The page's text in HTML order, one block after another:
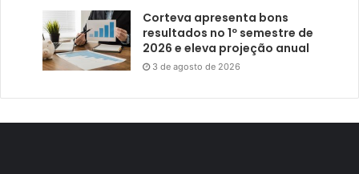
Corteva apresenta bons
resultados no 1º semestre de
2026 e eleva projeção anual
3 de agosto de 2026